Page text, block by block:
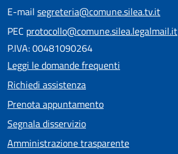
E-mail segreteria@comune.silea.tv.it
PEC protocollo@comune.silea.legalmail.it
P.IVA: 00481090264
Leggi le domande frequenti
Richiedi assistenza
Prenota appuntamento
Segnala disservizio
Amministrazione trasparente